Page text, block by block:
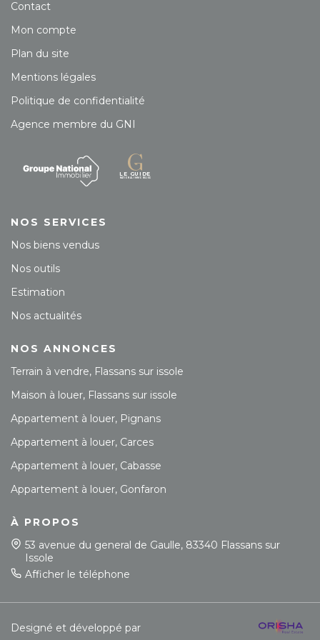
Contact
Mon compte
Plan du site
Mentions légales
Politique de confidentialité
Agence membre du GNI
NOS SERVICES
Nos biens vendus
Nos outils
Estimation
Nos actualités
NOS ANNONCES
Terrain à vendre, Flassans sur issole
Maison à louer, Flassans sur issole
Appartement à louer, Pignans
Appartement à louer, Carces
Appartement à louer, Cabasse
Appartement à louer, Gonfaron
À PROPOS
53 avenue du general de Gaulle, 83340 Flassans sur
Issole
Afficher le téléphone
Designé et développé par